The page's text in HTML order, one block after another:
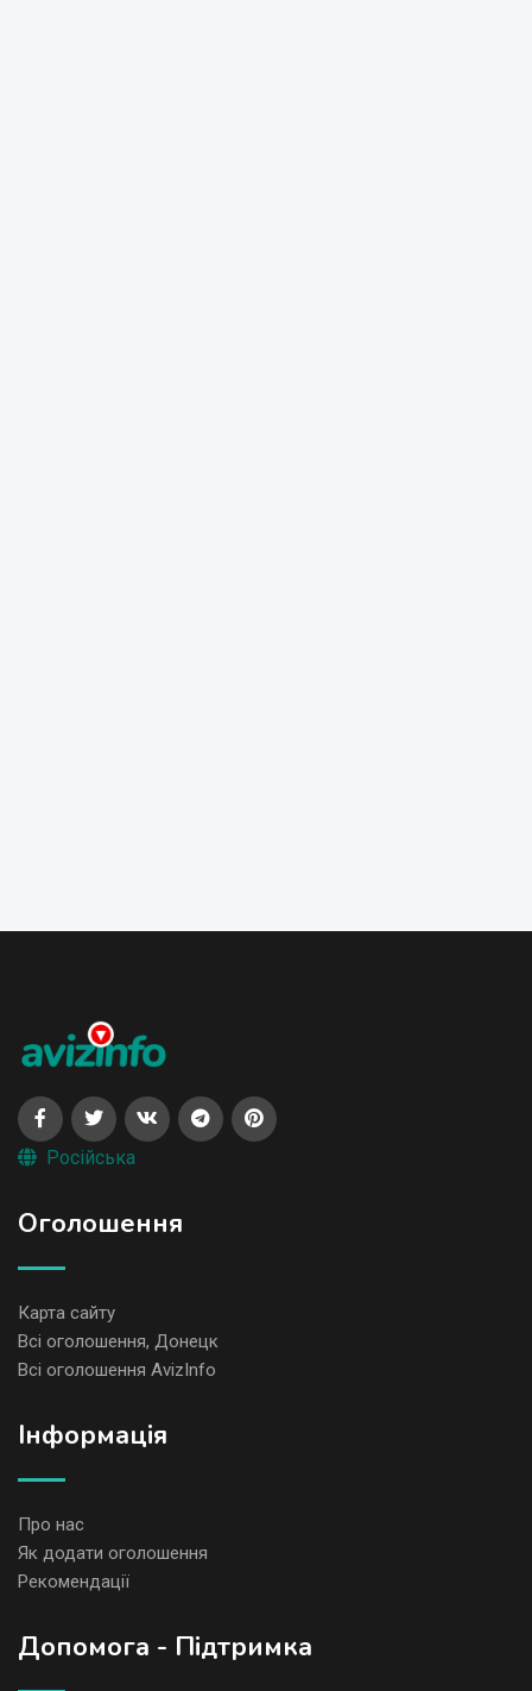
Російська
Оголошення
Карта сайту
Всі оголошення, Донецк
Всі оголошення AvizInfo
Iнформація
Про нас
Як додати оголошення
Рекомендації
Допомога - Підтримка